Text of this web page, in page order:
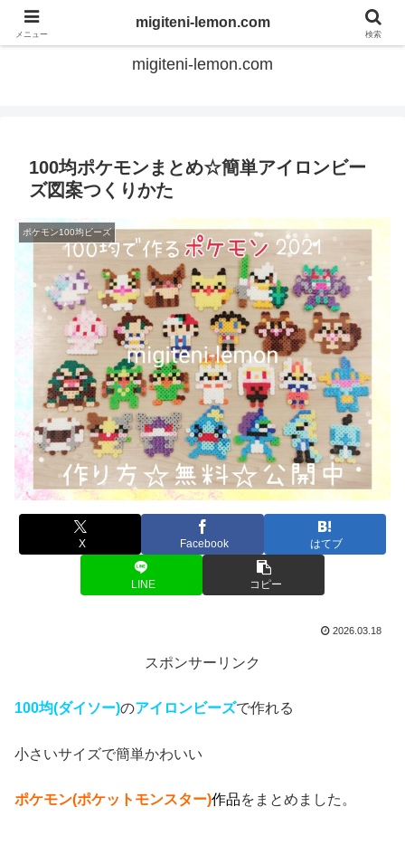
てのひらアイロンビーズ
migiteni-lemon.com
100均ポケモンまとめ☆簡単アイロンビー
ズ図案つくりかた
ポケモン100均ビーズ
X Facebook はてブ
LINE コピー
2026.03.18
スポンサーリンク
100均(ダイソー)のアイロンビーズで作れる
小さいサイズで簡単かわいい
ポケモン(ポケットモンスター)作品をまとめました。
メニュー
migiteni-lemon.com
検索